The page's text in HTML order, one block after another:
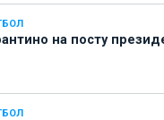
на посту